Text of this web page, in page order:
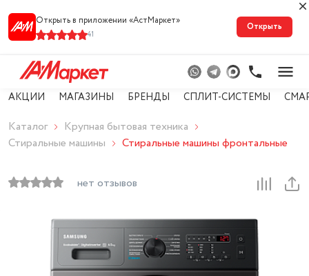
Открыть в приложении «АстМарке‪т‬»
41
Открыть
АКЦИИ МАГАЗИНЫ БРЕНДЫ СПЛИТ-СИСТЕМЫ
Каталог
Крупная бытовая техника
Стиральные машины
Стиральные машины фронтальные
нет отзывов